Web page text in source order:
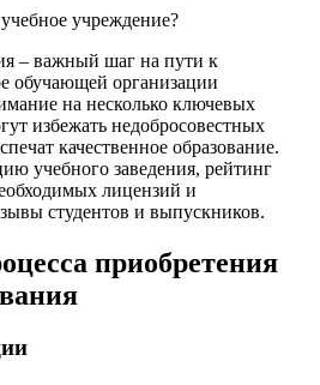
учреждение?
– важный шаг на пути к
обучающей организации
на несколько ключевых
избежать недобросовестных
качественное образование.
учебного заведения, рейтинг
лицензий и
студентов и выпускников.
приобретения